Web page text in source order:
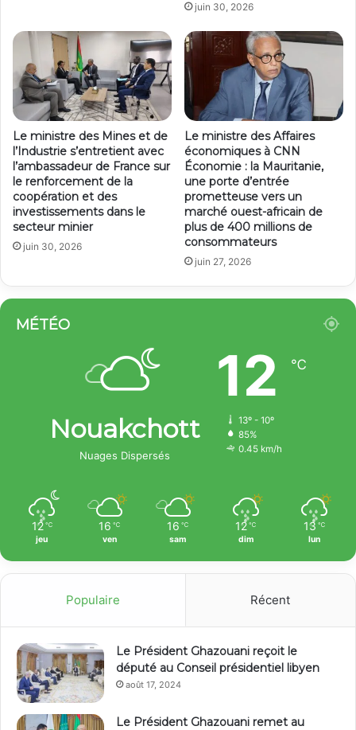
juin 30, 2026
Le ministre des Mines et de
l’Industrie s’entretient avec
l’ambassadeur de France sur
le renforcement de la
coopération et des
investissements dans le
secteur minier
juin 30, 2026
Le ministre des Affaires
économiques à CNN
Économie : la Mauritanie,
une porte d’entrée
prometteuse vers un
marché ouest-africain de
plus de 400 millions de
consommateurs
juin 27, 2026
MÉTÉO
Nouakchott
Nuages Dispersés
12 ℃
13º - 10º
85%
0.45 km/h
12 ℃
jeu
16 ℃
ven
16 ℃
sam
12 ℃
dim
13 ℃
lun
Populaire Récent
Le Président Ghazouani reçoit le
député au Conseil présidentiel libyen
août 17, 2024
Le Président Ghazouani remet au